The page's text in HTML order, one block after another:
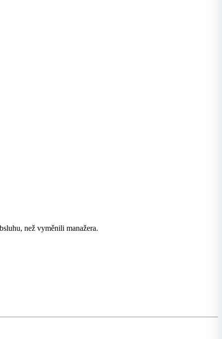
než vyměnili manažera.